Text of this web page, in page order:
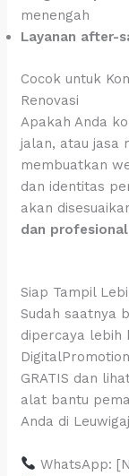
menengah
Layanan after-
Cocok untuk
Renovasi
Apakah Anda
jalan, atau jasa
membuatkan
dan identitas
akan
dan
Siap Tampil
Sudah saatnya
dipercaya lebih
GRATIS dan
alat bantu
Anda di
WhatsApp: